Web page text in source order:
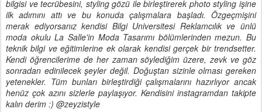
bilgisi ve tecrübesini, styling gözü ile birleştirerek photo styling işine
ilk adımını attı ve bu konuda çalışmalara başladı. Özgeçmişini
merak ediyorsanız kendisi Bilgi Universitesi Reklamcılık ve ünlü
moda okulu La Salle'in Moda Tasarımı bölümlerinden mezun. Bu
teknik bilgi ve eğitimlerine ek olarak kendisi gerçek bir trendsetter.
Kendi öğrencilerime de her zaman söylediğim üzere, zevk ve göz
sonradan edinilecek şeyler değil. Doğuştan sizinle olması gereken
yetenekler. Tüm bunları birleştirdiği çalışmalarını hazırlıyor ancak
henüz çok azını sizlerle paylaşıyor. Kendisini instagramdan takipte
kalın derim :) @zeyzistyle